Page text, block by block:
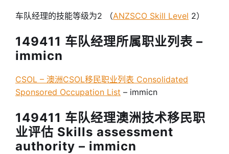
车队经理的技能等级为2 （ANZSCO Skill Level 2）
149411 车队经理所属职业列表 –
immicn
CSOL – 澳洲CSOL移民职业列表 Consolidated
Sponsored Occupation List – immicn
149411 车队经理澳洲技术移民职
业评估 Skills assessment
authority – immicn